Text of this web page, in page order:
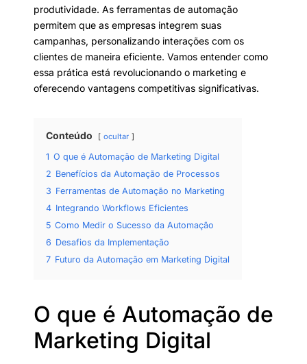
produtividade. As ferramentas de automação
permitem que as empresas integrem suas
campanhas, personalizando interações com os
clientes de maneira eficiente. Vamos entender como
essa prática está revolucionando o marketing e
oferecendo vantagens competitivas significativas.
Conteúdo ocultar
1 O que é Automação de Marketing Digital
2 Benefícios da Automação de Processos
3 Ferramentas de Automação no Marketing
4 Integrando Workflows Eficientes
5 Como Medir o Sucesso da Automação
6 Desafios da Implementação
7 Futuro da Automação em Marketing Digital
O que é Automação de
Marketing Digital